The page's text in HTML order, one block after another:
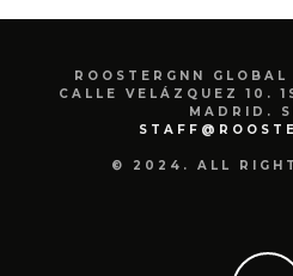
ROOSTERGNN
CALLE VELÁZQUEZ 10.
MADRID.
© 2024. ALL